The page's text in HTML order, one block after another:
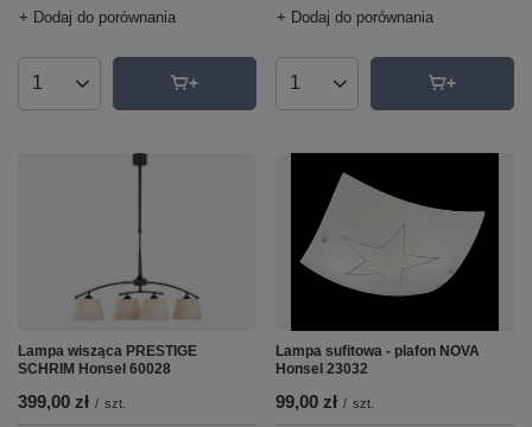
+ Dodaj do porównania
Ilość produktów
+ Dodaj do porównania
Ilość produktów
Lampa wisząca PRESTIGE
SCHRIM Honsel 60028
399,00 zł / szt.
Lampa sufitowa - plafon NOVA
Honsel 23032
99,00 zł / szt.